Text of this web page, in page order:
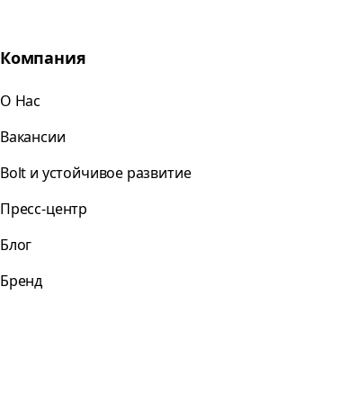
Компания
О Нас
Вакансии
Bolt и устойчивое развитие
Пресс-центр
Блог
Бренд